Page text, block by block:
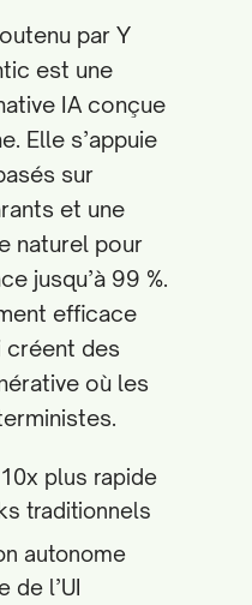
par Y
est une
IA conçue
Elle s’appuie
sur
et une
naturel pour
jusqu’à 99 %.
efficace
créent des
où les
plus rapide
traditionnels
autonome
de l’UI